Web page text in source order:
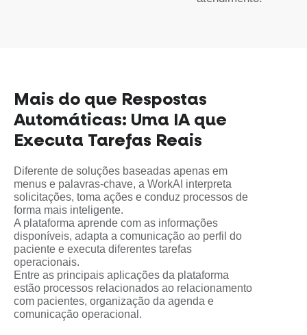
Mais do que Respostas
Automáticas: Uma IA que
Executa Tarefas Reais
Diferente de soluções baseadas apenas em
menus e palavras-chave, a WorkAI interpreta
solicitações, toma ações e conduz processos de
forma mais inteligente.
A plataforma aprende com as informações
disponíveis, adapta a comunicação ao perfil do
paciente e executa diferentes tarefas
operacionais.
Entre as principais aplicações da plataforma
estão processos relacionados ao relacionamento
com pacientes, organização da agenda e
comunicação operacional.